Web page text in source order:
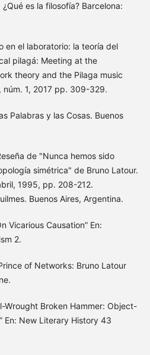
es la filosofía? Barcelona:
en el laboratorio: la teoría del
pilagá: Meeting at the
theory and the Pilaga music
núm. 1, 2017 pp. 309-329.
Palabras y las Cosas. Buenos
de "Nunca hemos sido
simétrica" de Bruno Latour.
1995, pp. 208-212.
Buenos Aires, Argentina.
Vicarious Causation” En:
2.
of Networks: Bruno Latour
Wrought Broken Hammer: Object-
En: New Literary History 43